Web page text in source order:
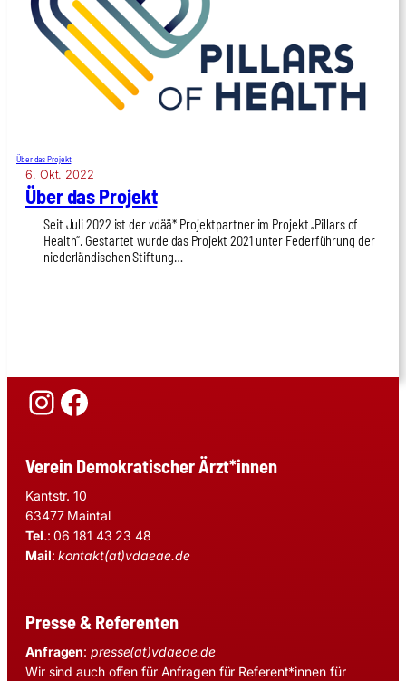
Über das Projekt
6. Okt. 2022
Über das Pro­jekt
Seit Juli 2022 ist der vdää* Pro­jekt­part­ner im Pro­jekt „Pil­lars of
Health“. Gestar­tet wur­de das Pro­jekt 2021 unter Feder­füh­rung der
nie­der­län­di­schen Stif­tung…
Instagram
Facebook
Verein Demokratischer Ärzt*innen
Kantstr. 10
63477 Maintal
Tel.: 06 181 43 23 48
Mail:kontakt(at)vdaeae.de
Presse & Referenten
Anfragen:presse(at)vdaeae.de
Wir sind auch offen für Anfragen für Referent*innen für